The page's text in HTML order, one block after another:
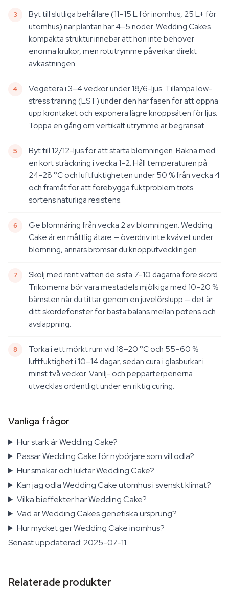
Byt till slutliga behållare (11–15 L för inomhus, 25 L+ för
utomhus) när plantan har 4–5 noder. Wedding Cakes
kompakta struktur innebär att hon inte behöver
enorma krukor, men rotutrymme påverkar direkt
avkastningen.
Vegetera i 3–4 veckor under 18/6-ljus. Tillämpa low-
stress training (LST) under den här fasen för att öppna
upp krontaket och exponera lägre knoppsäten för ljus.
Toppa en gång om vertikalt utrymme är begränsat.
Byt till 12/12-ljus för att starta blomningen. Räkna med
en kort sträckning i vecka 1–2. Håll temperaturen på
24–28 °C och luftfuktigheten under 50 % från vecka 4
och framåt för att förebygga fuktproblem trots
sortens naturliga resistens.
Ge blomnäring från vecka 2 av blomningen. Wedding
Cake är en måttlig ätare — överdriv inte kvävet under
blomning, annars bromsar du knopputvecklingen.
Skölj med rent vatten de sista 7–10 dagarna före skörd.
Trikomerna bör vara mestadels mjölkiga med 10–20 %
bärnsten när du tittar genom en juvelörslupp — det är
ditt skördefönster för bästa balans mellan potens och
avslappning.
Torka i ett mörkt rum vid 18–20 °C och 55–60 %
luftfuktighet i 10–14 dagar, sedan cura i glasburkar i
minst två veckor. Vanilj- och pepparterpenerna
utvecklas ordentligt under en riktig curing.
Vanliga frågor
Hur stark är Wedding Cake?
Passar Wedding Cake för nybörjare som vill odla?
Hur smakar och luktar Wedding Cake?
Kan jag odla Wedding Cake utomhus i svenskt klimat?
Vilka bieffekter har Wedding Cake?
Vad är Wedding Cakes genetiska ursprung?
Hur mycket ger Wedding Cake inomhus?
Senast uppdaterad: 2025-07-11
Relaterade produkter